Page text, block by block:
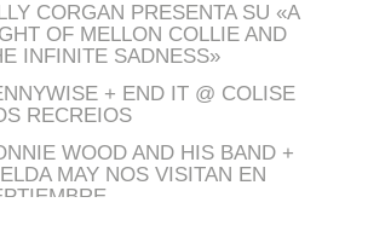
CORGAN PRESENTA SU «A
OF MELLON COLLIE AND
INFINITE SADNESS»
+ END IT @ COLISE
RECREIOS
WOOD AND HIS BAND +
MAY NOS VISITAN EN